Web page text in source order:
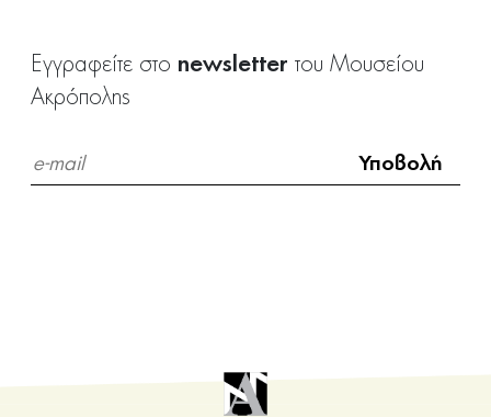
Εγγραφείτε στο newsletter του Μουσείου
Ακρόπολης